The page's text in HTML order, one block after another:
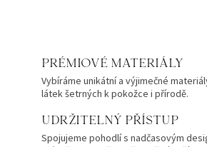
PRÉMIOVÉ MATERIÁLY
Vybíráme unikátní a výjimečné
látek šetrných k pokožce i přírodě.
UDRŽITELNÝ PŘÍSTUP
Spojujeme pohodlí s nadčasovým